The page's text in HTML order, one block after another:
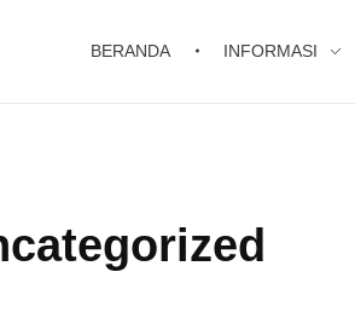
BERANDA INFORMASI